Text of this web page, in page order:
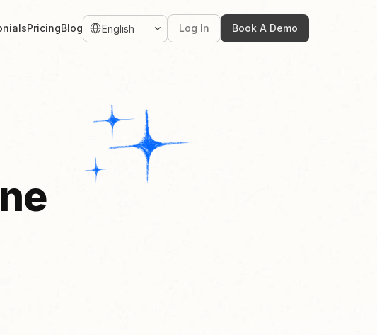
PricingBlog
Select Language
English Log In Book A Demo